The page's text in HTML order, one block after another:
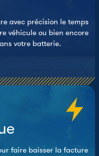
avec précision le temps
véhicule ou bien encore
votre batterie.
faire baisser la facture